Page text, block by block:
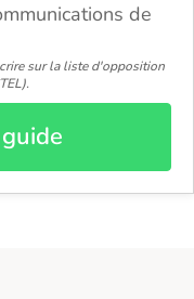
de
sur la liste d'opposition